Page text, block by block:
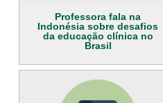
Professora fala na
Indonésia sobre desafios
da educação clínica no
Brasil